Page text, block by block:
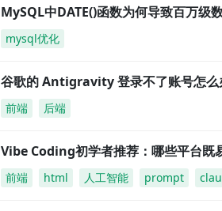
MySQL中DATE()函数为何导致百万级
mysql优化
谷歌的 Antigravity 登录不了账号怎么
前端 后端
Vibe Coding初学者推荐：哪些平台既
前端 html 人工智能 prompt